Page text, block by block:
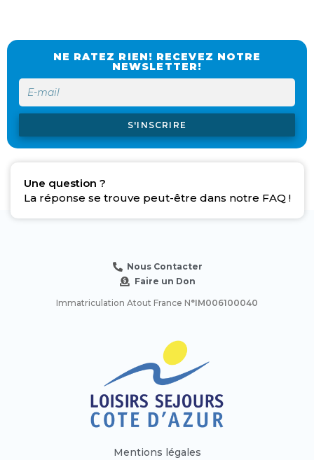
NE RATEZ RIEN! RECEVEZ NOTRE
NEWSLETTER!
S'INSCRIRE
Une question ?
La réponse se trouve peut-être dans notre FAQ !
Nous Contacter
Faire un Don
Immatriculation Atout France N°IM006100040
Mentions légales